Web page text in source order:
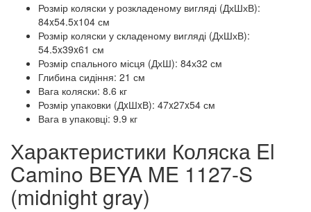
Розмір коляски у розкладеному вигляді (ДхШхВ):
84x54.5x104 см
Розмір коляски у складеному вигляді (ДхШхВ):
54.5x39x61 см
Розмір спального місця (ДхШ): 84х32 см
Глибина сидіння: 21 см
Вага коляски: 8.6 кг
Розмір упаковки (ДxШxВ): 47x27x54 см
Вага в упаковці: 9.9 кг
Характеристики Коляска El
Camino BEYA ME 1127-S
(midnight gray)